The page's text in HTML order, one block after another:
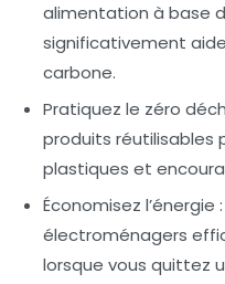
alimentation à base
significativement
carbone.
Pratiquez le zéro
produits réutilisables
plastiques et
Économisez l’énergie
électroménagers
lorsque vous quittez